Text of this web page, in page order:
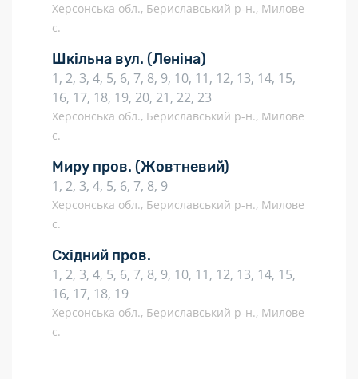
Херсонська обл., Бериславський р-н., Милове
с.
Шкільна вул. (Леніна)
1, 2, 3, 4, 5, 6, 7, 8, 9, 10, 11, 12, 13, 14, 15,
16, 17, 18, 19, 20, 21, 22, 23
Херсонська обл., Бериславський р-н., Милове
с.
Миру пров. (Жовтневий)
1, 2, 3, 4, 5, 6, 7, 8, 9
Херсонська обл., Бериславський р-н., Милове
с.
Східний пров.
1, 2, 3, 4, 5, 6, 7, 8, 9, 10, 11, 12, 13, 14, 15,
16, 17, 18, 19
Херсонська обл., Бериславський р-н., Милове
с.